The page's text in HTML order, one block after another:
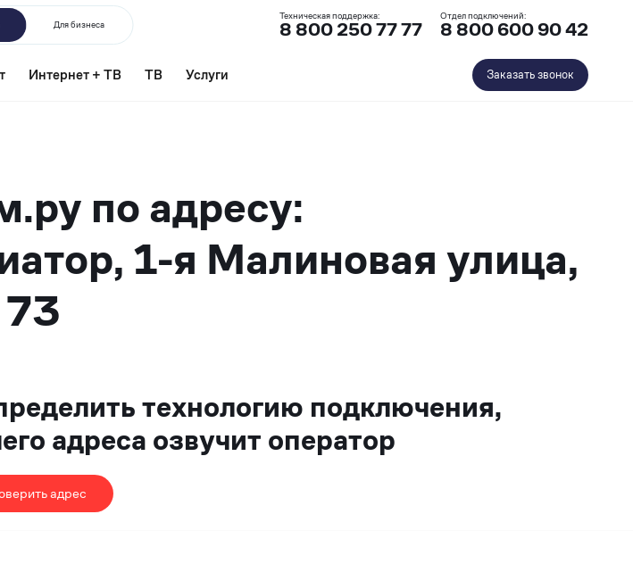
Для бизнеса
Техническая поддержка:
8 800 250 77 77
Отдел подключений:
8 800 600 90 42
Интернет + ТВ ТВ Услуги Заказать звонок
по адресу:
1-я Малиновая улица,
73
технологию подключения,
адреса озвучит оператор
адрес